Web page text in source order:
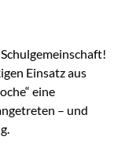
Einsatz aus
eine
– und